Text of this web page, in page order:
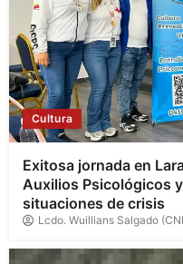
Cultura
Exitosa jornada en
Auxilios Psicológicos
situaciones de crisis
Lcdo. Wuillians Salgado